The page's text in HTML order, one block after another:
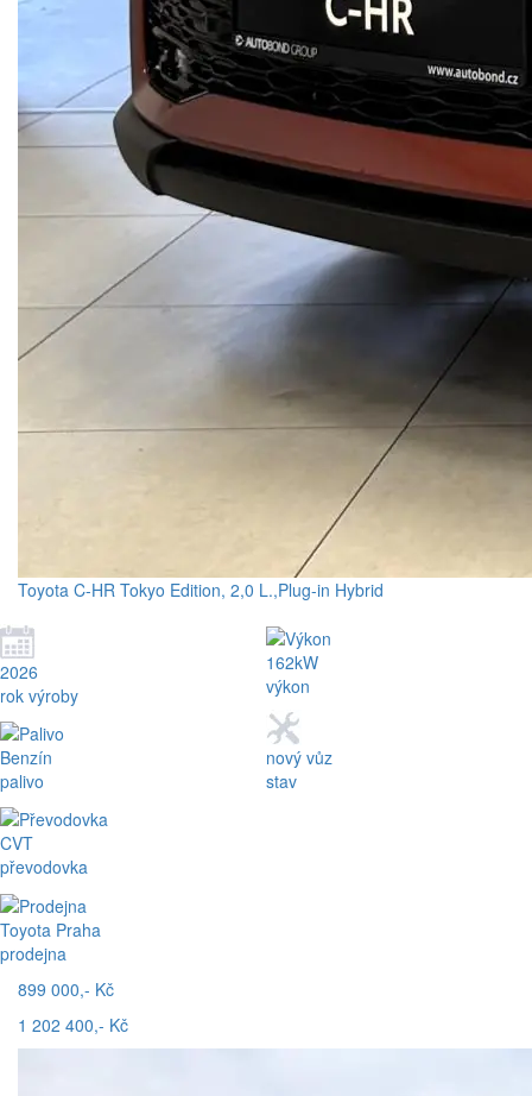
Toyota C-HR Tokyo Edition, 2,0 L.,Plug-in Hybrid
2026
rok výroby
Benzín
palivo
CVT
převodovka
Toyota Praha
prodejna
162kW
výkon
nový vůz
stav
899 000,- Kč
1 202 400,- Kč